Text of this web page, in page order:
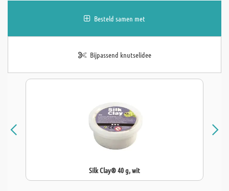
Besteld samen met
Bijpassend knutselidee
Silk Clay® 40 g, wit